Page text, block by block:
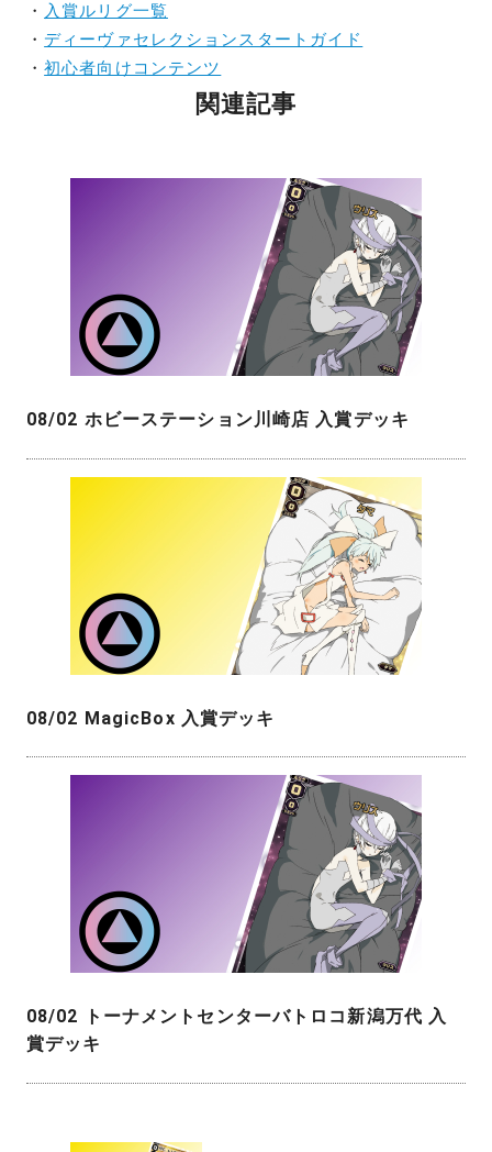
・ 入賞ルリグ一覧
・ ディーヴァセレクションスタートガイド
・初心者向けコンテンツ
関連記事
08/02 ホビーステーション川崎店 入賞デッキ
08/02 MagicBox 入賞デッキ
08/02 トーナメントセンターバトロコ新潟万代 入
賞デッキ